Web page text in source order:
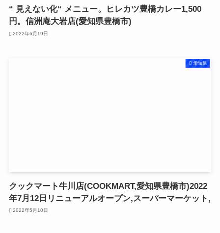
“ 見えない化“ メニュー。ヒレカツ豊橋カレー1,500
円。信洲庵大岩店(愛知県豊橋市)
2022年6月19日
愛知県
クックマート牛川店(COOKMART,愛知県豊橋市)2022
年7月12日リニューアルオープン,スーパーマーケット,
2022年5月10日